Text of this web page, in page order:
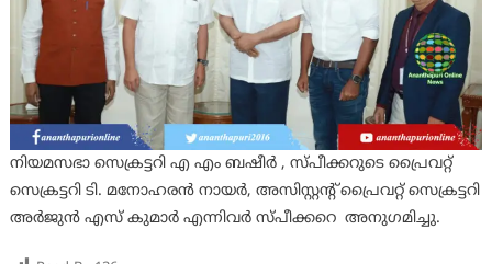
നിയമസഭാ സെക്രട്ടറി എ എം ബഷീർ , സ്പീക്കറുടെ പ്രൈവറ്റ്
സെക്രട്ടറി ടി. മനോഹരൻ നായർ, അസിസ്റ്റന്റ് പ്രൈവറ്റ് സെക്രട്ടറി
അർജുൻ എസ് കുമാർ എന്നിവർ സ്പീക്കറെ അനുഗമിച്ചു.